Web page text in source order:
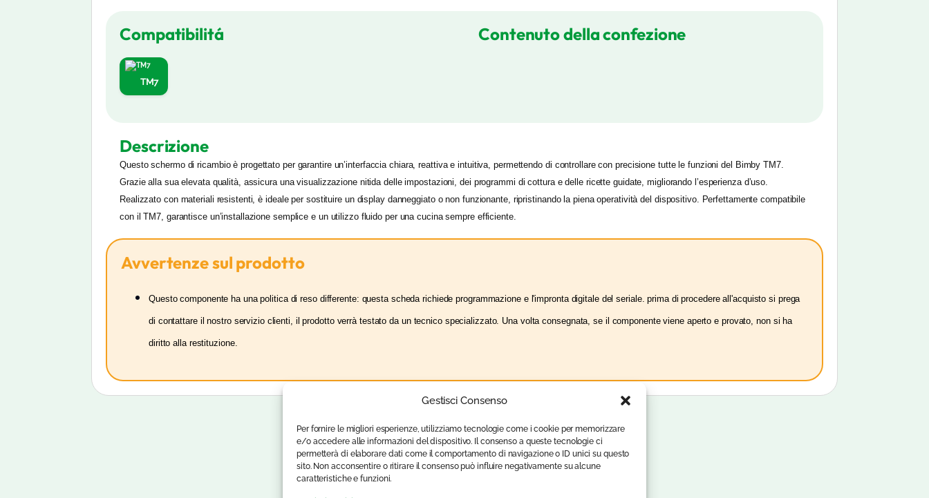
Gestisci Consenso
Per fornire le migliori esperienze, utilizziamo tecnologie come i cookie per memorizzare
e/o accedere alle informazioni del dispositivo. Il consenso a queste tecnologie ci
permetterà di elaborare dati come il comportamento di navigazione o ID unici su questo
sito. Non acconsentire o ritirare il consenso può influire negativamente su alcune
caratteristiche e funzioni.
Compatibilitá
TM7
Contenuto della confezione
Descrizione
Questo schermo di ricambio è progettato per garantire un’interfaccia chiara, reattiva e intuitiva, permettendo di controllare con precisione tutte le funzioni del Bimby TM7.
Grazie alla sua elevata qualità, assicura una visualizzazione nitida delle impostazioni, dei programmi di cottura e delle ricette guidate, migliorando l’esperienza d’uso.
Realizzato con materiali resistenti, è ideale per sostituire un display danneggiato o non funzionante, ripristinando la piena operatività del dispositivo. Perfettamente compatibile
con il TM7, garantisce un’installazione semplice e un utilizzo fluido per una cucina sempre efficiente.
Avvertenze sul prodotto
Questo componente ha una politica di reso differente: questa scheda richiede programmazione e l'impronta digitale del seriale. prima di procedere all'acquisto si prega
di contattare il nostro servizio clienti, il prodotto verrà testato da un tecnico specializzato. Una volta consegnata, se il componente viene aperto e provato, non si ha
diritto alla restituzione.